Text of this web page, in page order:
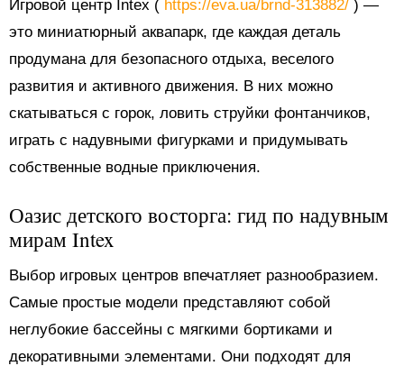
Игровой центр Intex ( https://eva.ua/brnd-313882/ ) —
это миниатюрный аквапарк, где каждая деталь
продумана для безопасного отдыха, веселого
развития и активного движения. В них можно
скатываться с горок, ловить струйки фонтанчиков,
играть с надувными фигурками и придумывать
собственные водные приключения.
Оазис детского восторга: гид по надувным
мирам Intex
Выбор игровых центров впечатляет разнообразием.
Самые простые модели представляют собой
неглубокие бассейны с мягкими бортиками и
декоративными элементами. Они подходят для